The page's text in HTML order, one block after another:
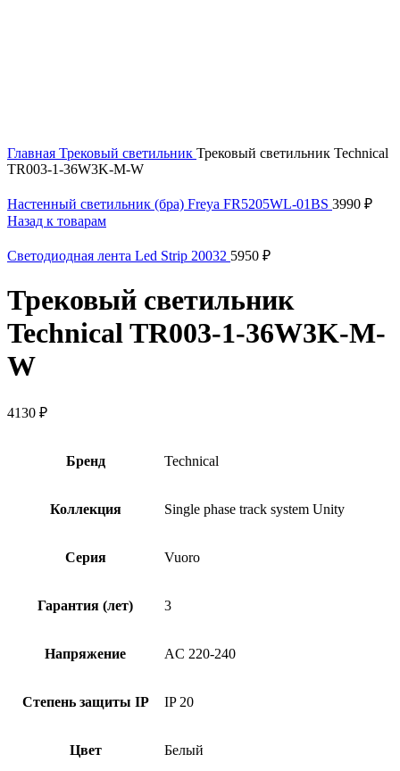
Главная Трековый светильник Трековый светильник Technical
TR003-1-36W3K-M-W
Настенный светильник (бра) Freya FR5205WL-01BS 3990 ₽
Назад к товарам
Светодиодная лента Led Strip 20032 5950 ₽
Трековый светильник
Technical TR003-1-36W3K-M-
W
4130 ₽
Бренд Technical
Коллекция Single phase track system Unity
Серия Vuoro
Гарантия (лет) 3
Напряжение AC 220-240
Степень защиты IP IP 20
Цвет Белый